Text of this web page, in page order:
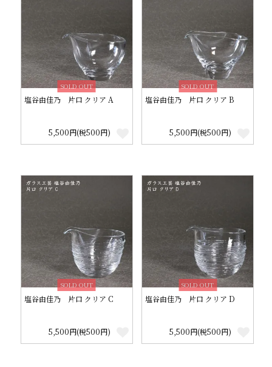
SOLD OUT
塩谷由佳乃 片口 クリア A
5,500円(税500円)
SOLD OUT
塩谷由佳乃 片口 クリア B
5,500円(税500円)
SOLD OUT
塩谷由佳乃 片口 クリア C
5,500円(税500円)
SOLD OUT
塩谷由佳乃 片口 クリア D
5,500円(税500円)